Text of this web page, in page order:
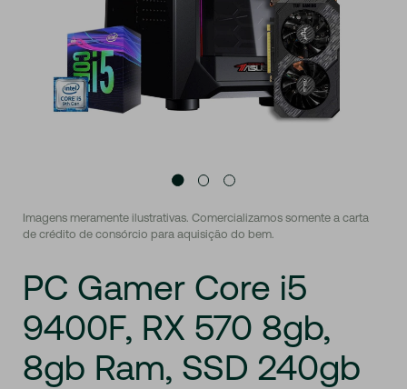
PC Gamer Core i5
9400F, RX 570 8gb,
8gb Ram, SSD 240gb
Imagens meramente ilustrativas. Comercializamos somente a carta
de crédito de consórcio para aquisição do bem.